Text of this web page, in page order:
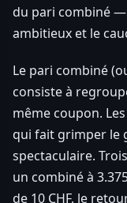
du pari combiné
ambitieux et le
Le pari combiné
consiste à
même coupon.
qui fait grimper le
spectaculaire.
un combiné à
de 10 CHF, le